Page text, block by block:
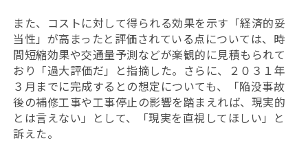
また、コストに対して得られる効果を示す「経済的妥
当性」が高まったと評価されている点については、時
間短縮効果や交通量予測などが楽観的に見積もられて
おり「過大評価だ」と指摘した。さらに、２０３１年
３月までに完成するとの想定についても、「陥没事故
後の補修工事や工事停止の影響を踏まえれば、現実的
とは言えない」として、「現実を直視してほしい」と
訴えた。